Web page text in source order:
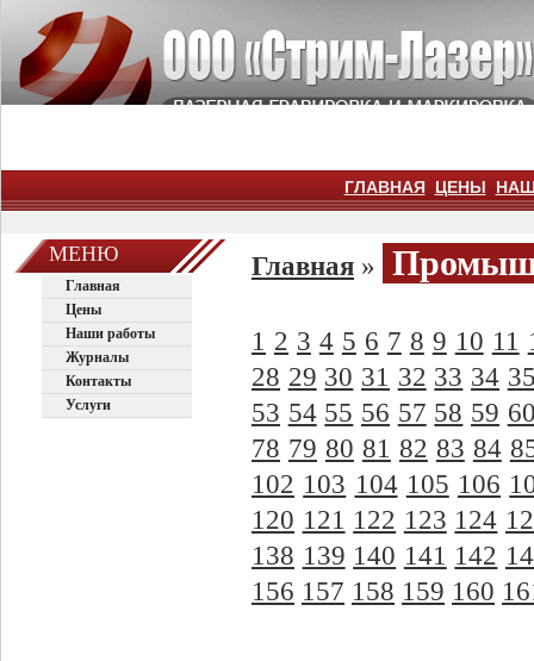
ГЛАВНАЯ ЦЕНЫ
МЕНЮ
Главная
Цены
Наши работы
Журналы
Контакты
Услуги
Главная »
1 2 3 4 5 6 7 8 9 10 11
28 29 30 31 32 33 34
53 54 55 56 57 58 59
78 79 80 81 82 83 84
102 103 104 105 106
120 121 122 123 124
138 139 140 141 142
156 157 158 159 160